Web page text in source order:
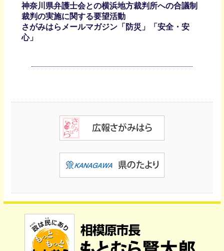
神奈川県弁護士会との横浜地方裁判所への合議制
裁判の実施に関する要望活動
さがみはらメールマガジン「防災」「安全・安
心」